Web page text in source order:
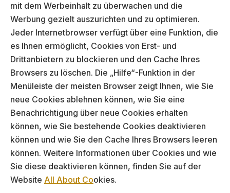
mit dem Werbeinhalt zu überwachen und die
Werbung gezielt auszurichten und zu optimieren.
Jeder Internetbrowser verfügt über eine Funktion, die
es Ihnen ermöglicht, Cookies von Erst- und
Drittanbietern zu blockieren und den Cache Ihres
Browsers zu löschen. Die „Hilfe“-Funktion in der
Menüleiste der meisten Browser zeigt Ihnen, wie Sie
neue Cookies ablehnen können, wie Sie eine
Benachrichtigung über neue Cookies erhalten
können, wie Sie bestehende Cookies deaktivieren
können und wie Sie den Cache Ihres Browsers leeren
können. Weitere Informationen über Cookies und wie
Sie diese deaktivieren können, finden Sie auf der
Website All About Cookies.